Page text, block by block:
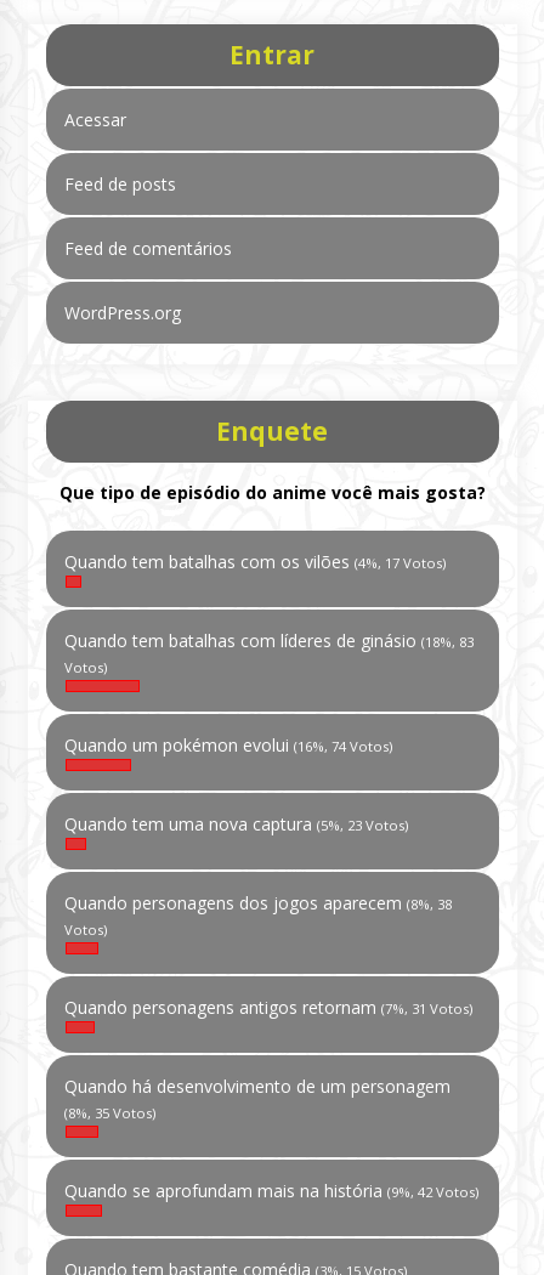
Entrar
Acessar
Feed de posts
Feed de comentários
WordPress.org
Enquete
Que tipo de episódio do anime você mais gosta?
Quando tem batalhas com os vilões (4%, 17 Votos)
Quando tem batalhas com líderes de ginásio (18%, 83
Votos)
Quando um pokémon evolui (16%, 74 Votos)
Quando tem uma nova captura (5%, 23 Votos)
Quando personagens dos jogos aparecem (8%, 38
Votos)
Quando personagens antigos retornam (7%, 31 Votos)
Quando há desenvolvimento de um personagem
(8%, 35 Votos)
Quando se aprofundam mais na história (9%, 42 Votos)
Quando tem bastante comédia (3%, 15 Votos)